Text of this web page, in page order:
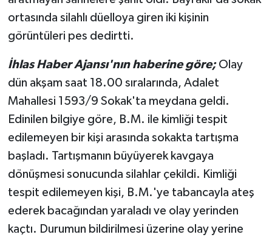
ortasında silahlı düelloya giren iki kişinin
görüntüleri pes dedirtti.
İhlas Haber Ajansı'nın haberine göre; Olay
dün akşam saat 18.00 sıralarında, Adalet
Mahallesi 1593/9 Sokak'ta meydana geldi.
Edinilen bilgiye göre, B.M. ile kimliği tespit
edilemeyen bir kişi arasında sokakta tartışma
başladı. Tartışmanın büyüyerek kavgaya
dönüşmesi sonucunda silahlar çekildi. Kimliği
tespit edilemeyen kişi, B.M.'ye tabancayla ateş
ederek bacağından yaraladı ve olay yerinden
kaçtı. Durumun bildirilmesi üzerine olay yerine